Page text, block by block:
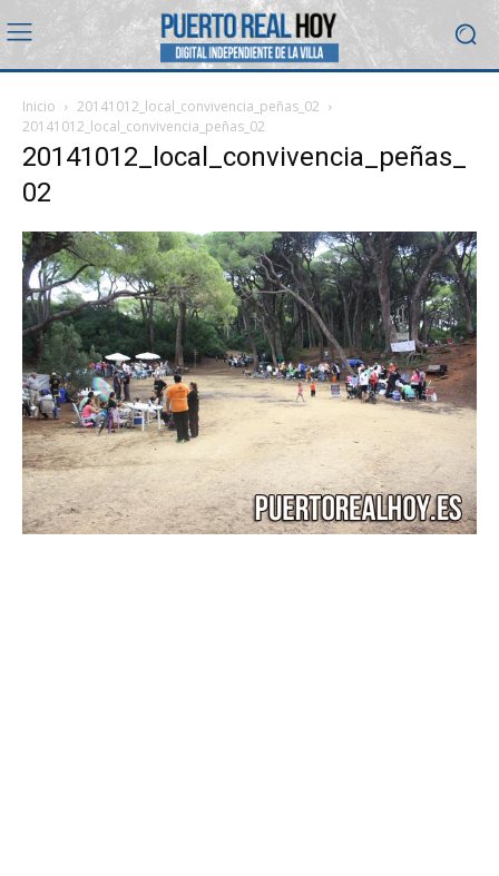
Inicio
20141012_local_convivencia_peñas_02
20141012_local_convivencia_peñas_02
20141012_local_convivencia_peñas_
02